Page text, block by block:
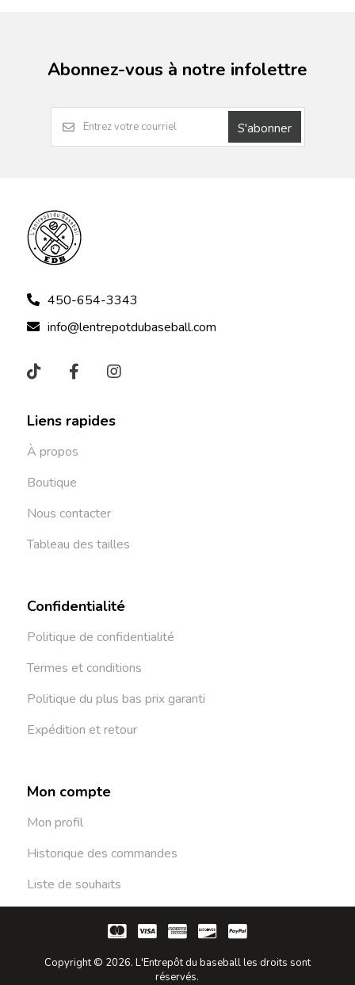
Abonnez-vous à notre infolettre
S'abonner
450-654-3343
info@lentrepotdubaseball.com
Liens rapides
À propos
Boutique
Nous contacter
Tableau des tailles
Confidentialité
Politique de confidentialité
Termes et conditions
Politique du plus bas prix garanti
Expédition et retour
Mon compte
Mon profil
Historique des commandes
Liste de souhaits
Copyright © 2026. L'Entrepôt du baseball les droits sont
réservés.